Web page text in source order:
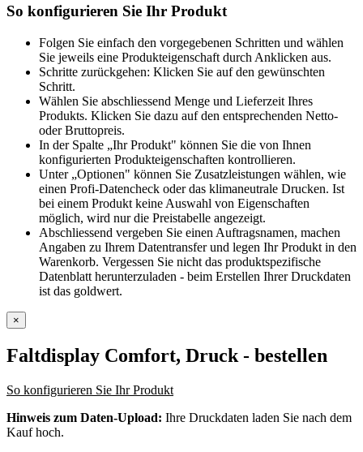
So konfigurieren Sie Ihr Produkt
Folgen Sie einfach den vorgegebenen Schritten und wählen
Sie jeweils eine Produkteigenschaft durch Anklicken aus.
Schritte zurückgehen: Klicken Sie auf den gewünschten
Schritt.
Wählen Sie abschliessend Menge und Lieferzeit Ihres
Produkts. Klicken Sie dazu auf den entsprechenden Netto-
oder Bruttopreis.
In der Spalte „Ihr Produkt" können Sie die von Ihnen
konfigurierten Produkteigenschaften kontrollieren.
Unter „Optionen" können Sie Zusatzleistungen wählen, wie
einen Profi-Datencheck oder das klimaneutrale Drucken. Ist
bei einem Produkt keine Auswahl von Eigenschaften
möglich, wird nur die Preistabelle angezeigt.
Abschliessend vergeben Sie einen Auftragsnamen, machen
Angaben zu Ihrem Datentransfer und legen Ihr Produkt in den
Warenkorb. Vergessen Sie nicht das produktspezifische
Datenblatt herunterzuladen - beim Erstellen Ihrer Druckdaten
ist das goldwert.
×
Faltdisplay Comfort, Druck - bestellen
So konfigurieren Sie Ihr Produkt
Hinweis zum Daten-Upload: Ihre Druckdaten laden Sie nach dem
Kauf hoch.